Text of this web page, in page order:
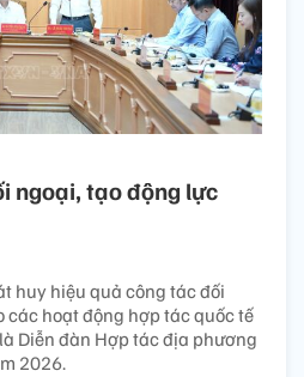
ngoại, tạo động lực
huy hiệu quả công tác đối
các hoạt động hợp tác quốc tế
Diễn đàn Hợp tác địa phương
2026.